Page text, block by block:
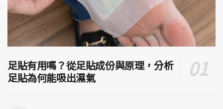
足貼有用嗎？從足貼成份與原理，分析
足貼為何能吸出濕氣